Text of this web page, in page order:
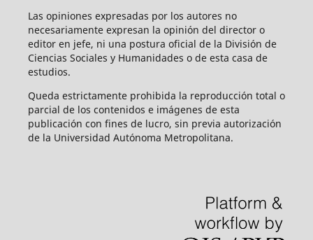
Las opiniones expresadas por los autores no
necesariamente expresan la opinión del director o
editor en jefe, ni una postura oficial de la División de
Ciencias Sociales y Humanidades o de esta casa de
estudios.
Queda estrictamente prohibida la reproducción total o
parcial de los contenidos e imágenes de esta
publicación con fines de lucro, sin previa autorización
de la Universidad Autónoma Metropolitana.